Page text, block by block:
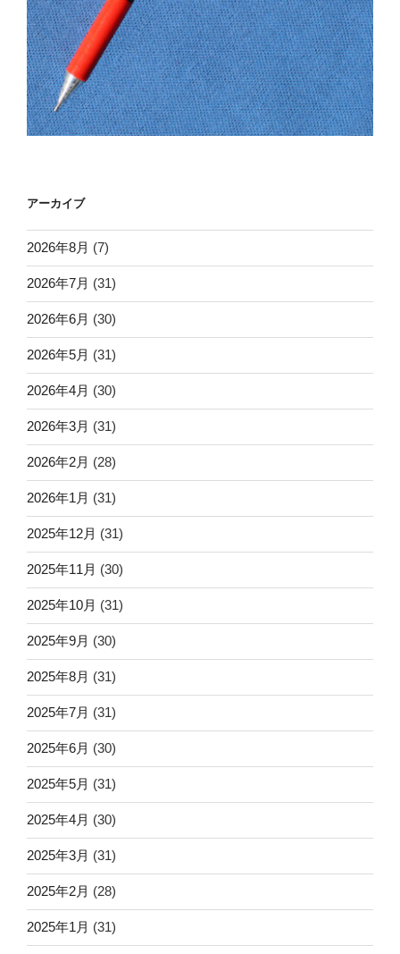
アーカイブ
2026年8月 (7)
2026年7月 (31)
2026年6月 (30)
2026年5月 (31)
2026年4月 (30)
2026年3月 (31)
2026年2月 (28)
2026年1月 (31)
2025年12月 (31)
2025年11月 (30)
2025年10月 (31)
2025年9月 (30)
2025年8月 (31)
2025年7月 (31)
2025年6月 (30)
2025年5月 (31)
2025年4月 (30)
2025年3月 (31)
2025年2月 (28)
2025年1月 (31)